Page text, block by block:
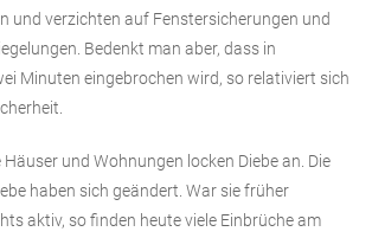
und verzichten auf Fenstersicherungen und
Bedenkt man aber, dass in
Minuten eingebrochen wird, so relativiert sich
und Wohnungen locken Diebe an. Die
haben sich geändert. War sie früher
aktiv, so finden heute viele Einbrüche am